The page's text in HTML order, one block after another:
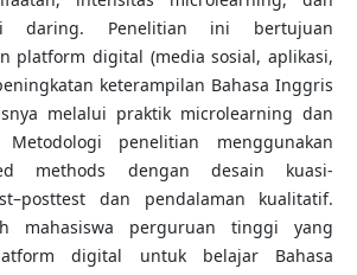
daring. Penelitian ini bertujuan
platform digital (media sosial, aplikasi,
keterampilan Bahasa Inggris
melalui praktik microlearning dan
penelitian menggunakan
methods dengan desain kuasi-
dan pendalaman kualitatif.
mahasiswa perguruan tinggi yang
digital untuk belajar Bahasa